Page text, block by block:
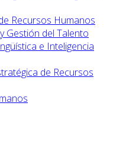
Recursos Humanos
Gestión del Talento
e Inteligencia
de Recursos